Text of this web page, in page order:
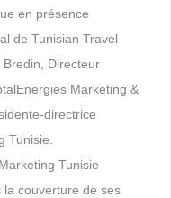
en présence
de Tunisian Travel
Directeur
Marketing &
directrice
Tunisie.
Tunisie
couverture de ses